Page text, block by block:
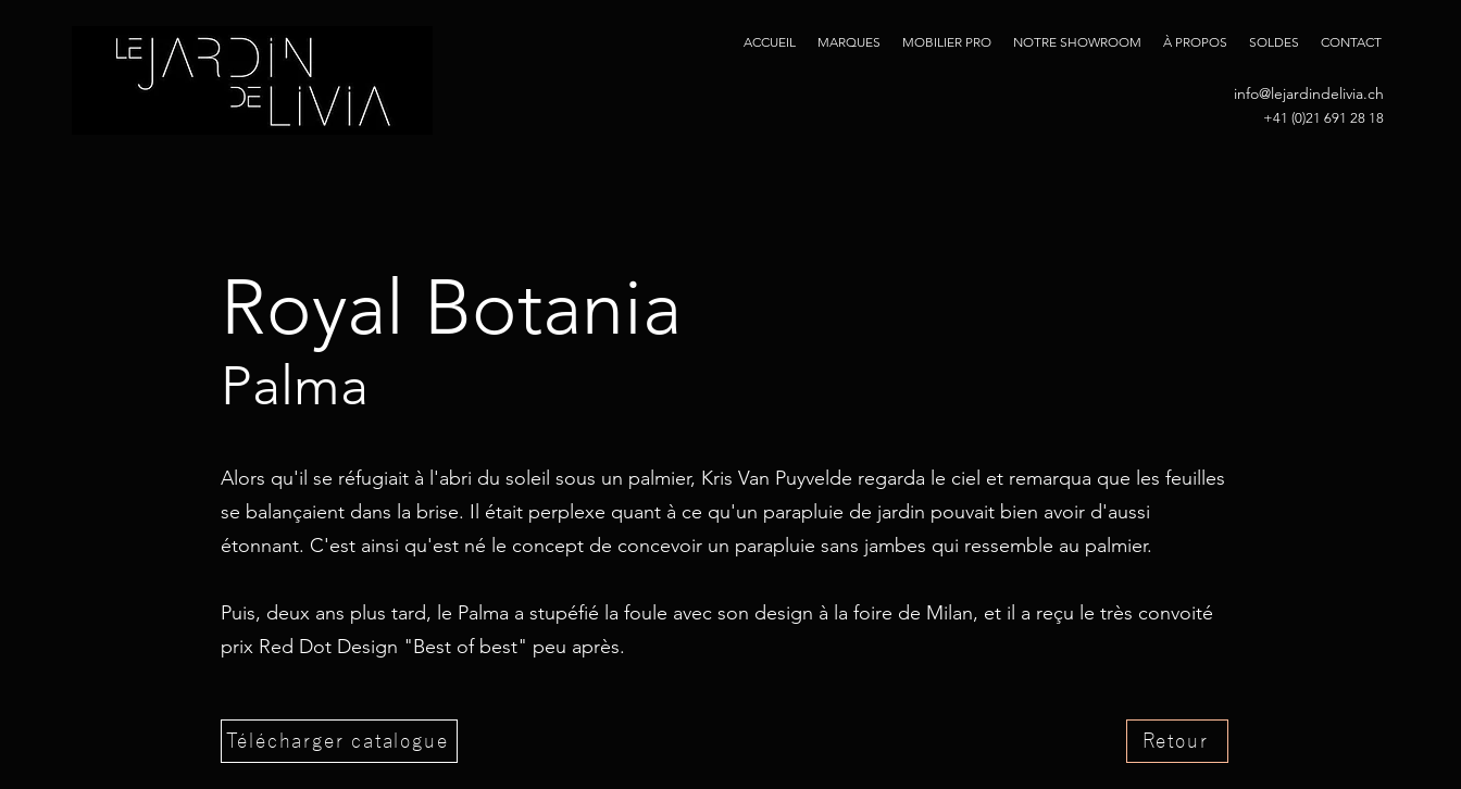
ACCUEIL MARQUES MOBILIER PRO NOTRE SHOWROOM À PROPOS SOLDES CONTACT
info@lejardindelivia.ch
+41 (0)21 691 28 18
Royal Botania
Palma
Alors qu'il se réfugiait à l'abri du soleil sous un palmier, Kris Van Puyvelde regarda le ciel et remarqua que les feuilles
se balançaient dans la brise. Il était perplexe quant à ce qu'un parapluie de jardin pouvait bien avoir d'aussi
étonnant. C'est ainsi qu'est né le concept de concevoir un parapluie sans jambes qui ressemble au palmier.
Puis, deux ans plus tard, le Palma a stupéfié la foule avec son design à la foire de Milan, et il a reçu le très convoité
prix Red Dot Design "Best of best" peu après.
Télécharger catalogue Retour